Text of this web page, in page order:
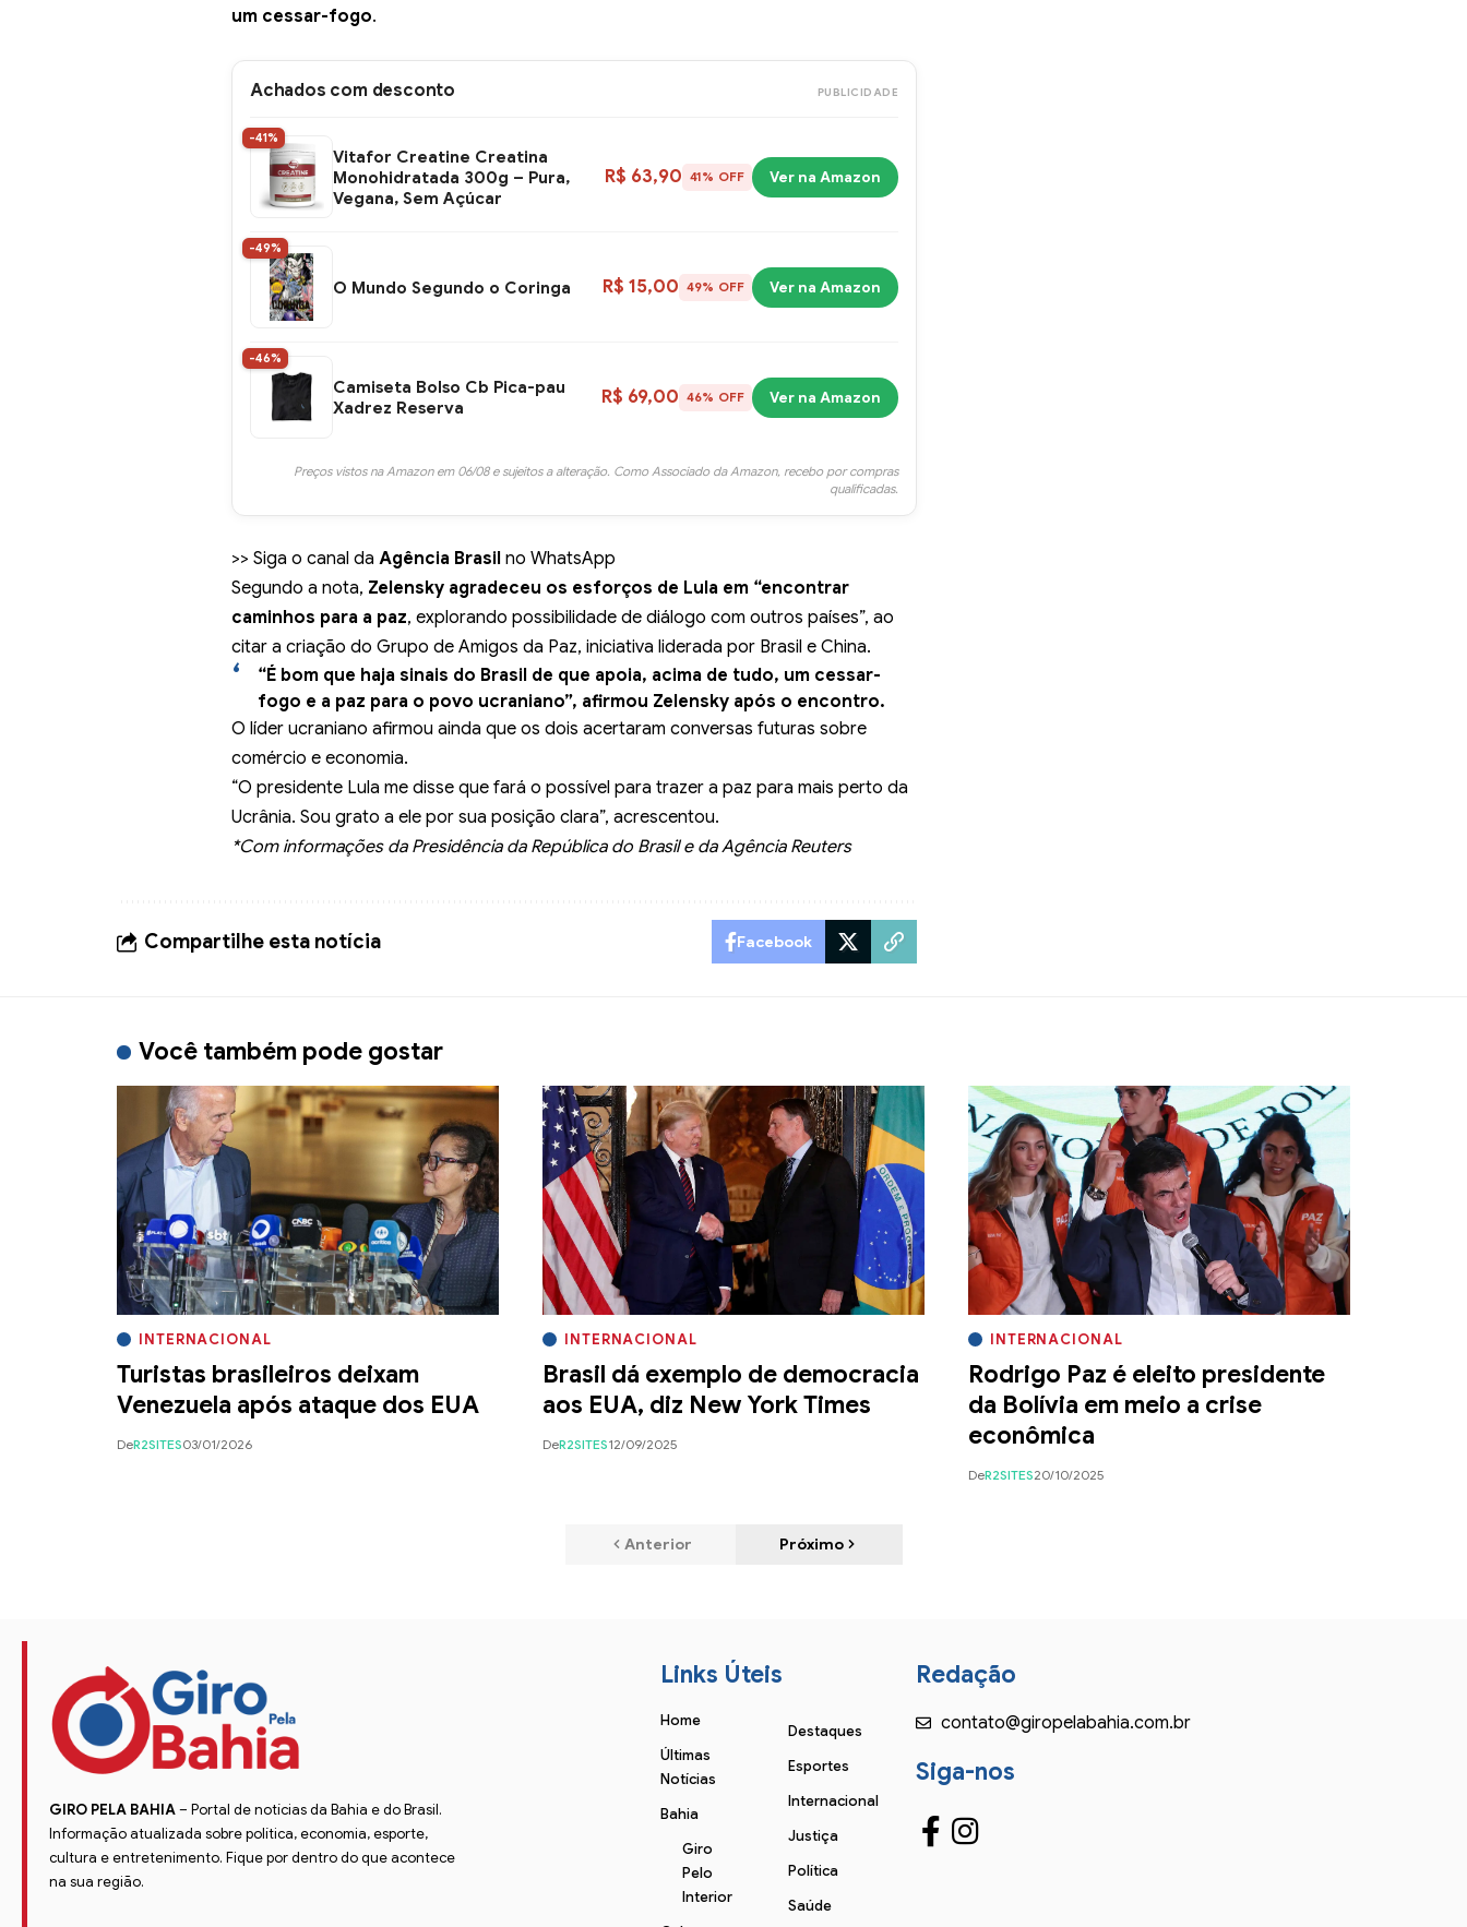
um cessar-fogo.
Achados com desconto PUBLICIDADE
-41%
Vitafor Creatine Creatina
Monohidratada 300g – Pura,
Vegana, Sem Açúcar
R$ 63,90 41% OFF Ver na Amazon
-49%
O Mundo Segundo o Coringa R$ 15,00 49% OFF Ver na Amazon
-46%
Camiseta Bolso Cb Pica-pau
Xadrez Reserva
R$ 69,00 46% OFF Ver na Amazon
Preços vistos na Amazon em 06/08 e sujeitos a alteração. Como Associado da Amazon, recebo por compras
qualificadas.
>> Siga o canal da Agência Brasil no WhatsApp
Segundo a nota, Zelensky agradeceu os esforços de Lula em “encontrar
caminhos para a paz, explorando possibilidade de diálogo com outros países”, ao
citar a criação do Grupo de Amigos da Paz, iniciativa liderada por Brasil e China.
“É bom que haja sinais do Brasil de que apoia, acima de tudo, um cessar-
fogo e a paz para o povo ucraniano”, afirmou Zelensky após o encontro.
O líder ucraniano afirmou ainda que os dois acertaram conversas futuras sobre
comércio e economia.
“O presidente Lula me disse que fará o possível para trazer a paz para mais perto da
Ucrânia. Sou grato a ele por sua posição clara”, acrescentou.
*Com informações da Presidência da República do Brasil e da Agência Reuters
Compartilhe esta notícia Facebook
Você também pode gostar
INTERNACIONAL
Turistas brasileiros deixam
Venezuela após ataque dos EUA
DeR2SITES03/01/2026
INTERNACIONAL
Brasil dá exemplo de democracia
aos EUA, diz New York Times
DeR2SITES12/09/2025
INTERNACIONAL
Rodrigo Paz é eleito presidente
da Bolívia em meio a crise
econômica
DeR2SITES20/10/2025
Anterior Próximo
GIRO PELA BAHIA– Portal de notícias da Bahia e do Brasil.
Informação atualizada sobre política, economia, esporte,
cultura e entretenimento. Fique por dentro do que acontece
na sua região.
Links Úteis
Home
Últimas
Notícias
Bahia
Giro
Pelo
Interior
Destaques
Esportes
Internacional
Justiça
Política
Saúde
Redação
contato@giropelabahia.com.br
Siga-nos